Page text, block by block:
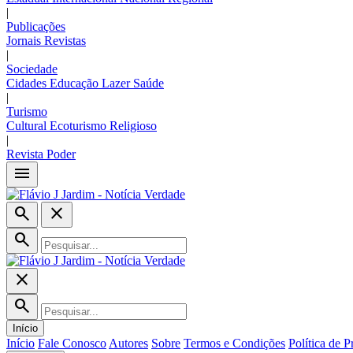
|
Publicações
Jornais Revistas
|
Sociedade
Cidades Educação Lazer Saúde
|
Turismo
Cultural Ecoturismo Religioso
|
Revista Poder
menu
search
close
search
close
search
Início
Início Fale Conosco Autores Sobre Termos e Condições Política de